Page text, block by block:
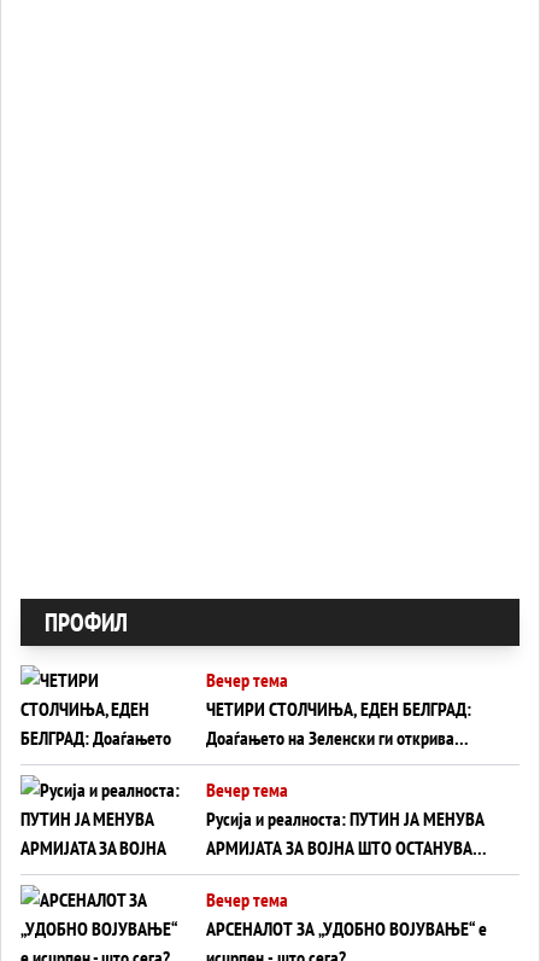
ПРОФИЛ
Вечер тема
ЧЕТИРИ СТОЛЧИЊА, ЕДЕН БЕЛГРАД:
Доаѓањето на Зеленски ги открива
тајните на политиката на балансирање
на Вучиќ
Вечер тема
Русија и реалноста: ПУТИН ЈА МЕНУВА
АРМИЈАТА ЗА ВОЈНА ШТО ОСТАНУВА
БЕЗ ФРОНТ
Вечер тема
АРСЕНАЛОТ ЗА „УДОБНО ВОЈУВАЊЕ“ е